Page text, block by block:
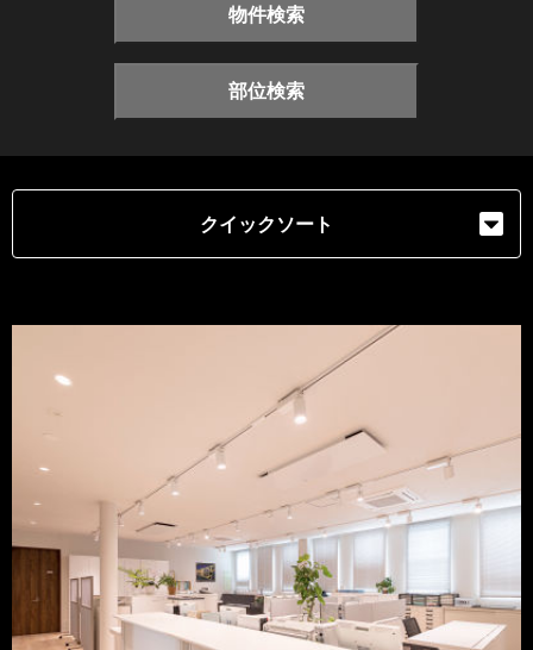
物件検索
部位検索
クイックソート